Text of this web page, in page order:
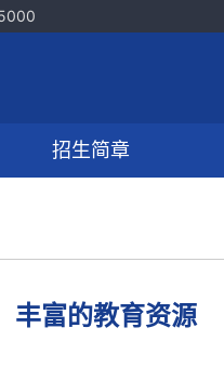
招生简章
丰富的教育资源